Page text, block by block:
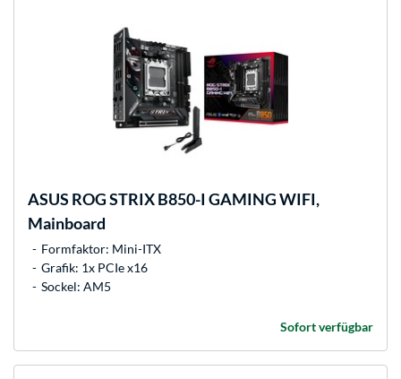
ASUS ROG STRIX B850-I GAMING WIFI,
Mainboard
Formfaktor: Mini-ITX
Grafik: 1x PCIe x16
Sockel: AM5
Sofort verfügbar